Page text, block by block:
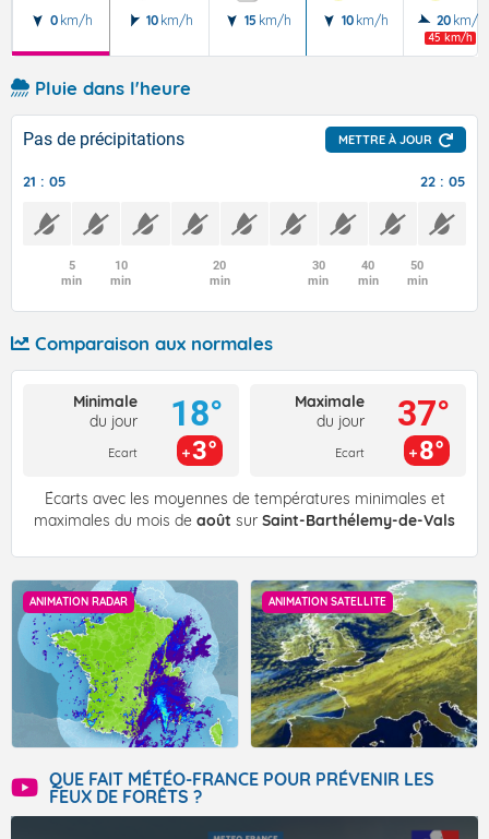
0 km/h 10 km/h 15 km/h 10 km/h 20 km/h
45 km/h
Pluie dans l'heure
Pas de précipitations METTRE À JOUR
21 : 05 22 : 05
5
min
10
min
20
min
30
min
40
min
50
min
Comparaison aux normales
Minimale
du jour
Ecart
18°
3°
Maximale
du jour
Ecart
37°
8°
Écarts avec les moyennes de températures minimales et
maximales du mois de août sur Saint-Barthélemy-de-Vals
ANIMATION RADAR ANIMATION SATELLITE
QUE FAIT MÉTÉO-FRANCE POUR PRÉVENIR LES
FEUX DE FORÊTS ?